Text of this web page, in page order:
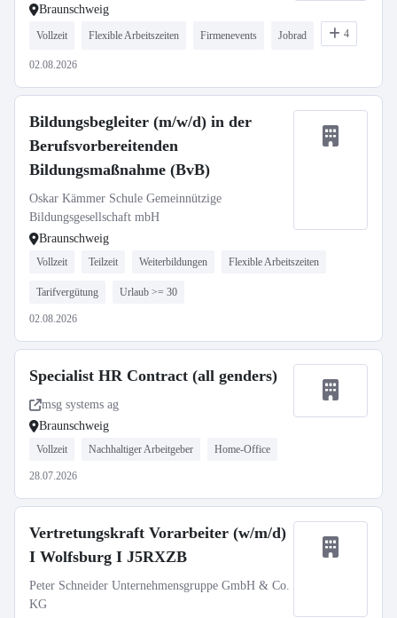
Braunschweig
Vollzeit Flexible Arbeitszeiten Firmenevents Jobrad 4
02.08.2026
Bildungsbegleiter (m/w/d) in der
Berufsvorbereitenden
Bildungsmaßnahme (BvB)
Oskar Kämmer Schule Gemeinnützige
Bildungsgesellschaft mbH
Braunschweig
Vollzeit Teilzeit Weiterbildungen Flexible Arbeitszeiten
Tarifvergütung Urlaub >= 30
02.08.2026
Specialist HR Contract (all genders)
msg systems ag
Braunschweig
Vollzeit Nachhaltiger Arbeitgeber Home-Office
28.07.2026
Vertretungskraft Vorarbeiter (w/m/d)
I Wolfsburg I J5RXZB
Peter Schneider Unternehmensgruppe GmbH & Co.
KG